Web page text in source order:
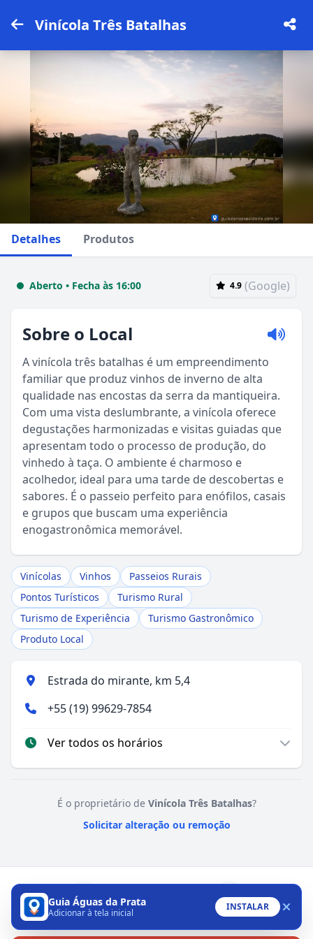
Vinícola Três Batalhas
Detalhes Produtos
Aberto • Fecha às 16:00 4.9 (Google)
Sobre o Local
A vinícola três batalhas é um empreendimento
familiar que produz vinhos de inverno de alta
qualidade nas encostas da serra da mantiqueira.
Com uma vista deslumbrante, a vinícola oferece
degustações harmonizadas e visitas guiadas que
apresentam todo o processo de produção, do
vinhedo à taça. O ambiente é charmoso e
acolhedor, ideal para uma tarde de descobertas e
sabores. É o passeio perfeito para enófilos, casais
e grupos que buscam uma experiência
enogastronômica memorável.
Vinícolas Vinhos
Passeios Rurais
Pontos Turísticos
Turismo Rural
Turismo de Experiência
Turismo Gastronômico
Produto Local
Estrada do mirante, km 5,4
+55 (19) 99629-7854
Ver todos os horários
É o proprietário de Vinícola Três Batalhas?
Solicitar alteração ou remoção
WhatsApp Instagram
Sou Turista em Águas da Prata
Guia Águas da Prata
Adicionar à tela inicial
INSTALAR